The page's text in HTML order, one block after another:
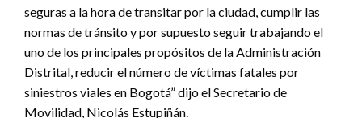
seguras a la hora de transitar por la ciudad, cumplir las
normas de tránsito y por supuesto seguir trabajando el
uno de los principales propósitos de la Administración
Distrital, reducir el número de víctimas fatales por
siniestros viales en Bogotá” dijo el Secretario de
Movilidad, Nicolás Estupiñán.